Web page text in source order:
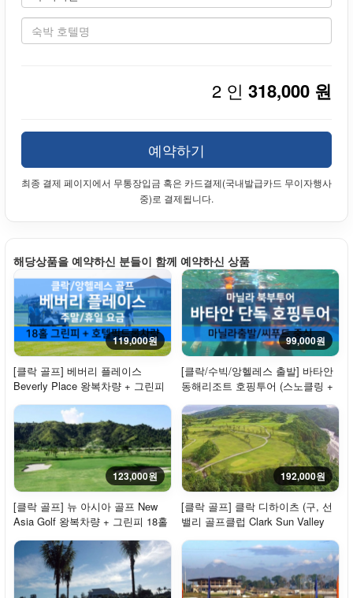
2 인 318,000 원
예약하기
최종 결제 페이지에서 무통장입금 혹은 카드결제(국내발급카드 무이자행사
중)로 결제됩니다.
해당상품을 예약하신 분들이 함께 예약하신 상품
119,000원
[클락 골프] 베버리 플레이스
Beverly Place 왕복차량 + 그린피
18홀 - 주말/휴일
99,000원
[클락/수빅/앙헬레스 출발] 바타안
동해리조트 호핑투어 (스노클링 +
선상낚시...
123,000원
[클락 골프] 뉴 아시아 골프 New
Asia Golf 왕복차량 + 그린피 18홀
- 주말/휴일
192,000원
[클락 골프] 클락 디하이츠 (구, 선
밸리 골프클럽 Clark Sun Valley
Country C...